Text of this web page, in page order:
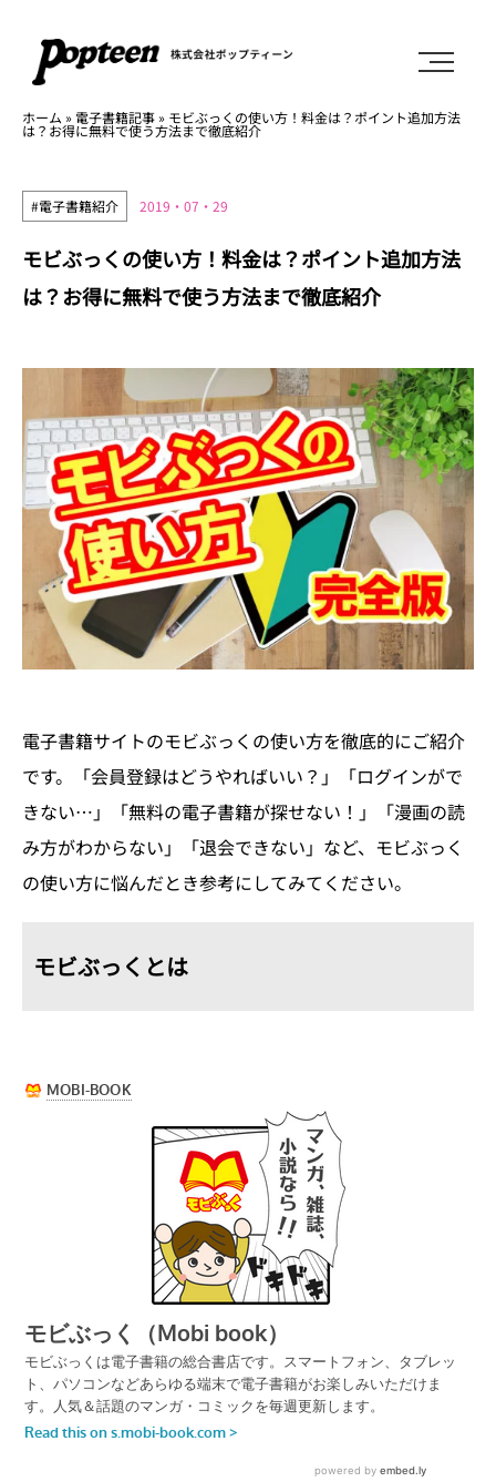
ホーム » 電子書籍記事 » モビぶっくの使い方！料金は？ポイント追加方法
は？お得に無料で使う方法まで徹底紹介
#電子書籍紹介 2019・07・29
モビぶっくの使い方！料金は？ポイント追加方法
は？お得に無料で使う方法まで徹底紹介
電子書籍サイトのモビぶっくの使い方を徹底的にご紹介
です。「会員登録はどうやればいい？」「ログインがで
きない…」「無料の電子書籍が探せない！」「漫画の読
み方がわからない」「退会できない」など、モビぶっく
の使い方に悩んだとき参考にしてみてください。
モビぶっくとは